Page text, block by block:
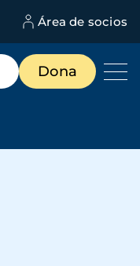
Área de socios
Dona